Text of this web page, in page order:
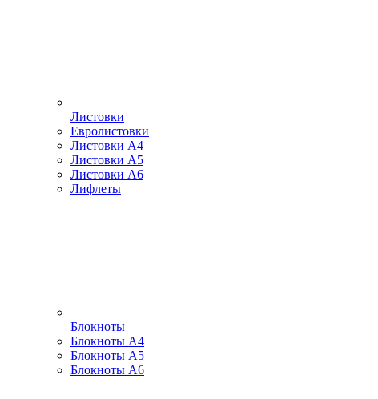
Листовки
Евролистовки
Листовки А4
Листовки А5
Листовки А6
Лифлеты
Блокноты
Блокноты А4
Блокноты А5
Блокноты А6